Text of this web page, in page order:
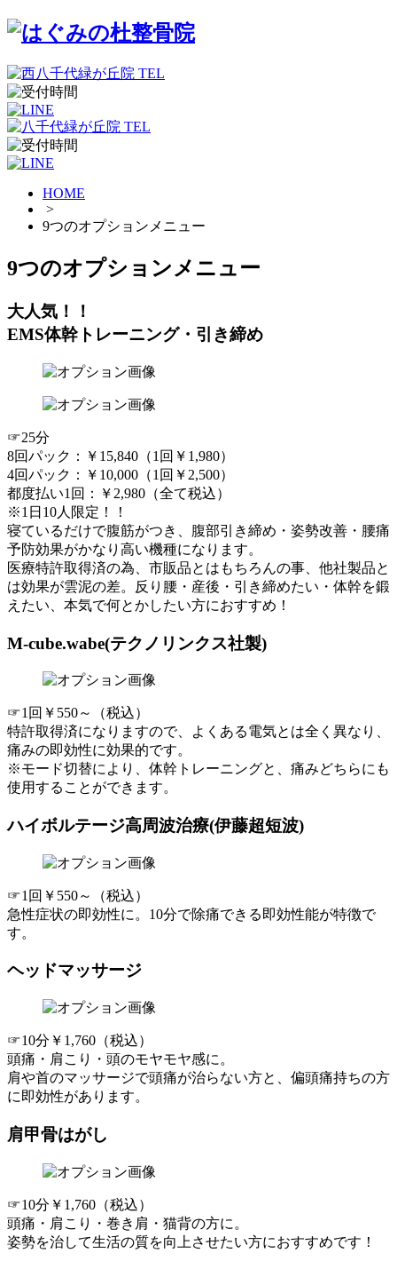
HOME
>
9つのオプションメニュー
9つのオプションメニュー
大人気！！
EMS体幹トレーニング・引き締め
☞25分
8回パック：￥15,840（1回￥1,980）
4回パック：￥10,000（1回￥2,500）
都度払い1回：￥2,980（全て税込）
※1日10人限定！！
寝ているだけで腹筋がつき、腹部引き締め・姿勢改善・腰痛
予防効果がかなり高い機種になります。
医療特許取得済の為、市販品とはもちろんの事、他社製品と
は効果が雲泥の差。反り腰・産後・引き締めたい・体幹を鍛
えたい、 本気で何とかしたい方におすすめ ！
M-cube.wabe(テクノリンクス社製)
☞1回￥550～（税込）
特許取得済になりますので、よくある電気とは全く異なり、
痛みの即効性に効果的です。
※モード切替により、体幹トレーニングと、痛みどちらにも
使用することができます。
ハイボルテージ高周波治療(伊藤超短波)
☞1回￥550～（税込）
急性症状の即効性に。10分で除痛できる即効性能が特徴で
す。
ヘッドマッサージ
☞10分￥1,760（税込）
頭痛・肩こり・頭のモヤモヤ感に。
肩や首のマッサージで頭痛が治らない方と、偏頭痛持ちの方
に 即効性があります。
肩甲骨はがし
☞10分￥1,760（税込）
頭痛・肩こり・巻き肩・猫背の方に。
姿勢を治して生活の質を向上させたい方におすすめです！